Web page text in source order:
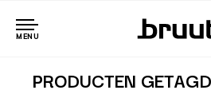
MENU
PRODUCTEN